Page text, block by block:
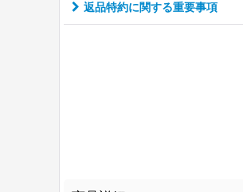
返品特約に関する重要事項